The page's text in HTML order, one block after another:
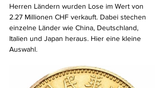
Herren Ländern wurden Lose im Wert von
2.27 Millionen CHF verkauft. Dabei stechen
einzelne Länder wie China, Deutschland,
Italien und Japan heraus. Hier eine kleine
Auswahl.